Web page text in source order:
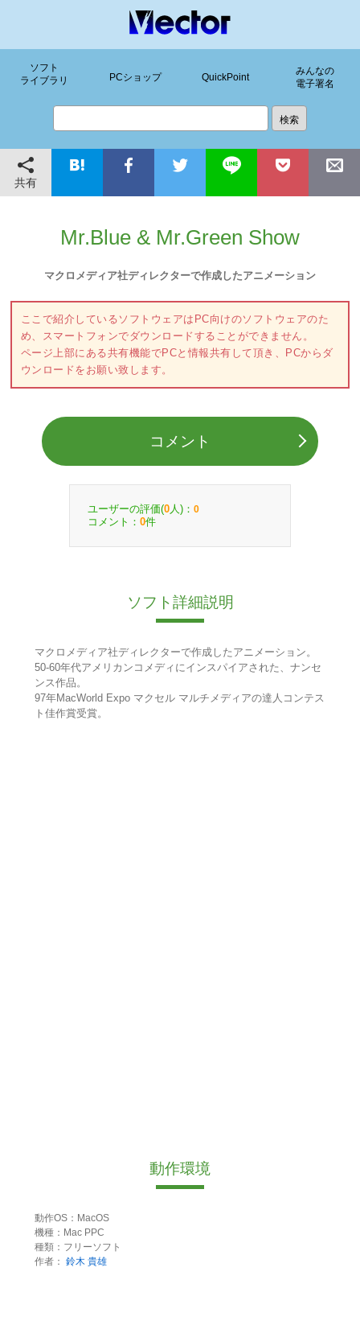
ソフト
ライブラリ
PCショップ QuickPoint
みんなの
電子署名
共有
Mr.Blue & Mr.Green Show
マクロメディア社ディレクターで作成したアニメーション
ここで紹介しているソフトウェアはPC向けのソフトウェアのた
め、スマートフォンでダウンロードすることができません。
ページ上部にある共有機能でPCと情報共有して頂き、PCからダ
ウンロードをお願い致します。
コメント
ユーザーの評価(0 人)： 0
コメント： 0件
ソフト詳細説明
マクロメディア社ディレクターで作成したアニメーション。
50-60年代アメリカンコメディにインスパイアされた、ナンセ
ンス作品。
97年MacWorld Expo マクセル マルチメディアの達人コンテス
ト佳作賞受賞。
動作環境
動作OS：MacOS
機種：Mac PPC
種類：フリーソフト
作者： 鈴木 貴雄